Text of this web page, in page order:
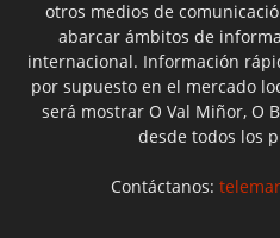
otros medios de
abarcar ámbitos de
internacional. Información
por supuesto en el mercado
será mostrar O Val Miñor, O
desde todos los
Contáctanos: